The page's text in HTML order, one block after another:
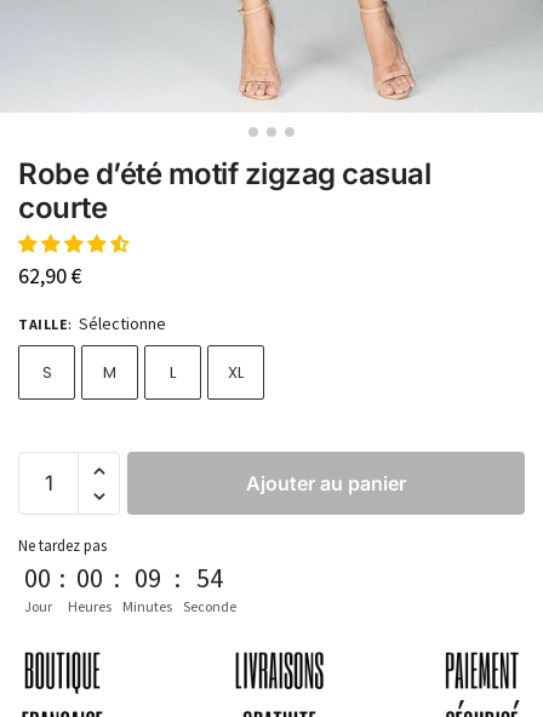
Robe d’été motif zigzag casual
courte
62,90€
TAILLE: Sélectionne
S M L XL
Ajouter au panier
Ne tardez pas
00
Jour
: 00
Heures
: 09
Minutes
: 54
Seconde